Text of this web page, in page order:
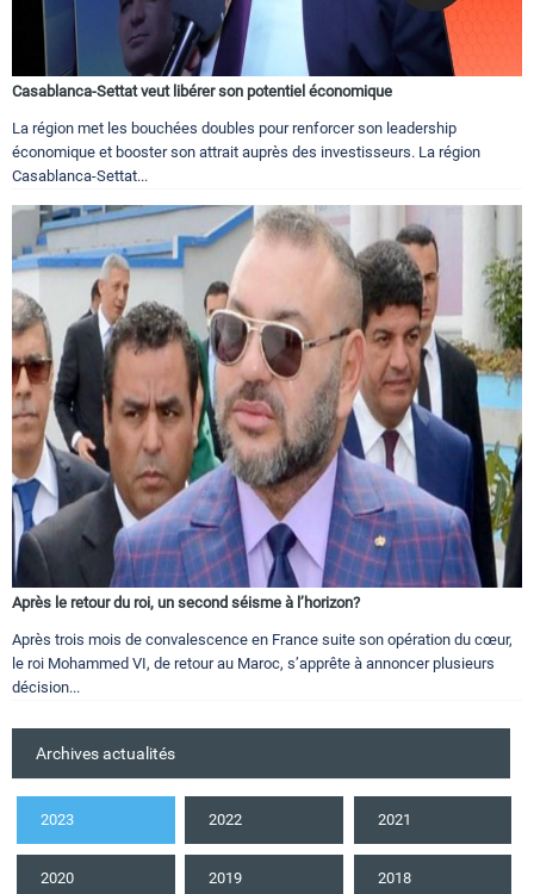
Casablanca-Settat veut libérer son potentiel économique
La région met les bouchées doubles pour renforcer son leadership
économique et booster son attrait auprès des investisseurs. La région
Casablanca-Settat...
Après le retour du roi, un second séisme à l’horizon?
Après trois mois de convalescence en France suite son opération du cœur,
le roi Mohammed VI, de retour au Maroc, s’apprête à annoncer plusieurs
décision...
Archives actualités
2023 2022 2021
2020 2019 2018